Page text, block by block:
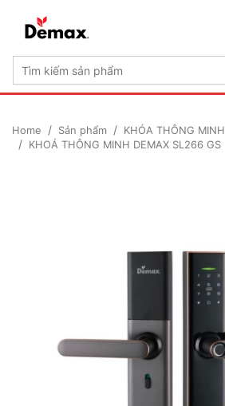
Home Sản phẩm
KHÓA THÔNG MINH
KHOÁ THÔNG MINH DEMAX SL266 GS